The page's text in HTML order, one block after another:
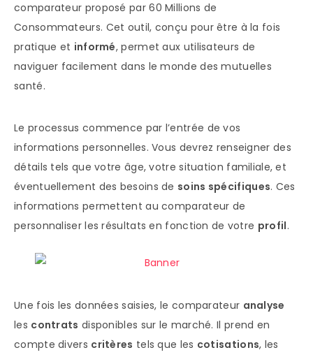
comparateur proposé par 60 Millions de
Consommateurs. Cet outil, conçu pour être à la fois
pratique et informé, permet aux utilisateurs de
naviguer facilement dans le monde des mutuelles
santé.
Le processus commence par l’entrée de vos
informations personnelles. Vous devrez renseigner des
détails tels que votre âge, votre situation familiale, et
éventuellement des besoins de soins spécifiques. Ces
informations permettent au comparateur de
personnaliser les résultats en fonction de votre profil.
Une fois les données saisies, le comparateur analyse
les contrats disponibles sur le marché. Il prend en
compte divers critères tels que les cotisations, les